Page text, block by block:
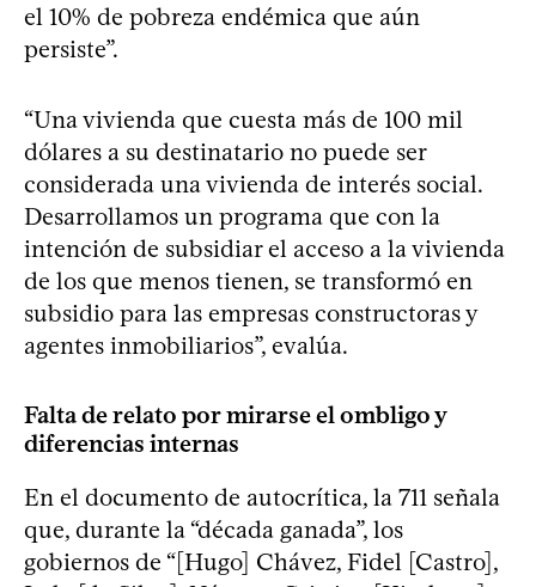
el 10% de pobreza endémica que aún
persiste”.
“Una vivienda que cuesta más de 100 mil
dólares a su destinatario no puede ser
considerada una vivienda de interés social.
Desarrollamos un programa que con la
intención de subsidiar el acceso a la vivienda
de los que menos tienen, se transformó en
subsidio para las empresas constructoras y
agentes inmobiliarios”, evalúa.
Falta de relato por mirarse el ombligo y
diferencias internas
En el documento de autocrítica, la 711 señala
que, durante la “década ganada”, los
gobiernos de “[Hugo] Chávez, Fidel [Castro],